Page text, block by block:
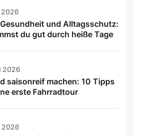
2026
und Alltagsschutz:
du gut durch heiße Tage
2026
saisonreif machen: 10 Tipps
erste Fahrradtour
2026